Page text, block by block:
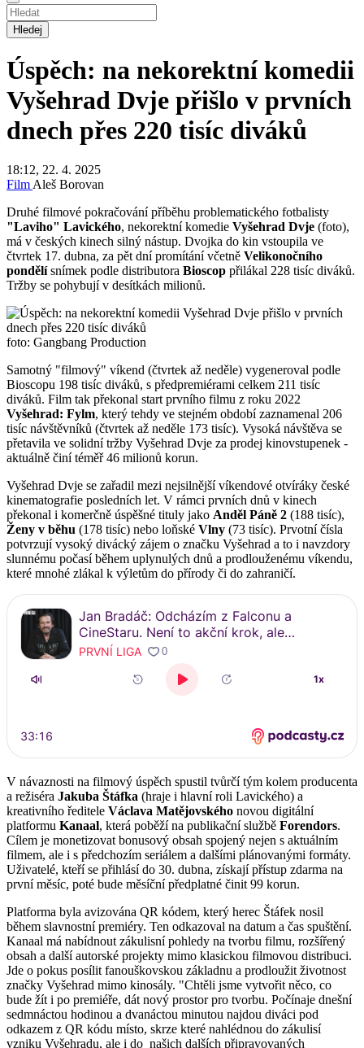
Hledej
Úspěch: na nekorektní komedii
Vyšehrad Dvje přišlo v prvních
dnech přes 220 tisíc diváků
18:12, 22. 4. 2025
FilmAleš Borovan
Druhé filmové pokračování příběhu problematického fotbalisty
"Laviho" Lavického, nekorektní komedie Vyšehrad Dvje (foto),
má v českých kinech silný nástup. Dvojka do kin vstoupila ve
čtvrtek 17. dubna, za pět dní promítání včetně Velikonočního
pondělísnímek podle distributora Bioscop přilákal 228 tisíc diváků.
Tržby se pohybují v desítkách milionů.
foto: Gangbang Production
Samotný "filmový" víkend (čtvrtek až neděle) vygeneroval podle
Bioscopu 198 tisíc diváků, s předpremiérami celkem 211 tisíc
diváků. Film tak překonal start prvního filmu z roku 2022
Vyšehrad: Fylm, který tehdy ve stejném období zaznamenal 206
tisíc návštěvníků (čtvrtek až neděle 173 tisíc). Vysoká návštěva se
přetavila ve solidní tržby Vyšehrad Dvje za prodej kinovstupenek -
aktuálně činí téměř 46 milionů korun.
Vyšehrad Dvje se zařadil mezi nejsilnější víkendové otvíráky české
kinematografie posledních let. V rámci prvních dnů v kinech
překonal i komerčně úspěšné tituly jako Anděl Páně 2 (188 tisíc),
Ženy v běhu (178 tisíc) nebo loňské Vlny (73 tisíc). Prvotní čísla
potvrzují vysoký divácký zájem o značku Vyšehrad a to i navzdory
slunnému počasí během uplynulých dnů a prodlouženému víkendu,
které mnohé zlákal k výletům do přírody či do zahraničí.
V návaznosti na filmový úspěch spustil tvůrčí tým kolem producenta
a režiséra Jakuba Štáfka (hraje i hlavní roli Lavického) a
kreativního ředitele Václava Matějovského novou digitální
platformu Kanaal, která poběží na publikační službě Forendors.
Cílem je monetizovat bonusový obsah spojený nejen s aktuálním
filmem, ale i s předchozím seriálem a dalšími plánovanými formáty.
Uživatelé, kteří se přihlásí do 30. dubna, získají přístup zdarma na
první měsíc, poté bude měsíční předplatné činit 99 korun.
Platforma byla avizována QR kódem, který herec Štáfek nosil
během slavnostní premiéry. Ten odkazoval na datum a čas spuštění.
Kanaal má nabídnout zákulisní pohledy na tvorbu filmu, rozšířený
obsah a další autorské projekty mimo klasickou filmovou distribuci.
Jde o pokus posílit fanouškovskou základnu a prodloužit životnost
značky Vyšehrad mimo kinosály. "Chtěli jsme vytvořit něco, co
bude žít i po premiéře, dát nový prostor pro tvorbu. Počínaje dnešní
sedmnáctou hodinou a dvanáctou minutou najdou diváci pod
odkazem z QR kódu místo, skrze které nahlédnou do zákulisí
vzniku Vyšehradu, ale i do našich dalších připravovaných